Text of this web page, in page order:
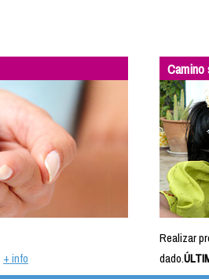
+ info
Camino
Realizar
dado.